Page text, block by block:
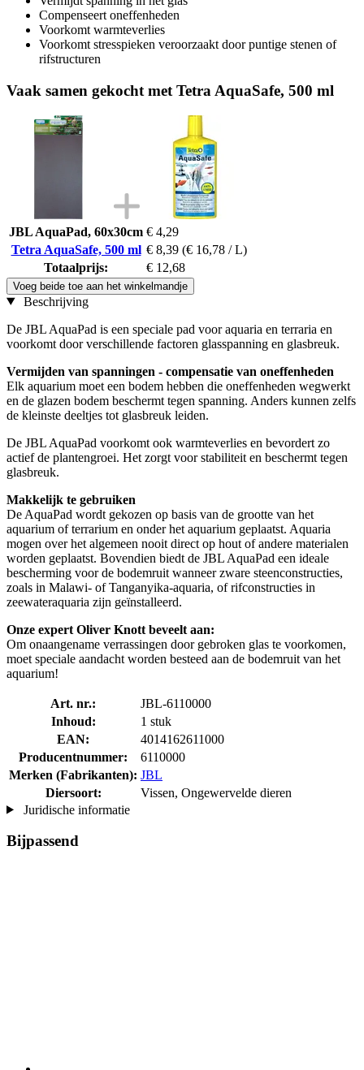
Compenseert oneffenheden
Voorkomt warmteverlies
Voorkomt stresspieken veroorzaakt door puntige stenen of
rifstructuren
Vaak samen gekocht met Tetra AquaSafe, 500 ml
JBL AquaPad, 60x30cm € 4,29
Tetra AquaSafe, 500 ml € 8,39 (€ 16,78 / L)
Totaalprijs:
€ 12,68
Voeg beide toe aan het winkelmandje
Beschrijving
De JBL AquaPad is een speciale pad voor aquaria en terraria en
voorkomt door verschillende factoren glasspanning en glasbreuk.
Vermijden van spanningen - compensatie van oneffenheden
Elk aquarium moet een bodem hebben die oneffenheden wegwerkt
en de glazen bodem beschermt tegen spanning. Anders kunnen zelfs
de kleinste deeltjes tot glasbreuk leiden.
De JBL AquaPad voorkomt ook warmteverlies en bevordert zo
actief de plantengroei. Het zorgt voor stabiliteit en beschermt tegen
glasbreuk.
Makkelijk te gebruiken
De AquaPad wordt gekozen op basis van de grootte van het
aquarium of terrarium en onder het aquarium geplaatst. Aquaria
mogen over het algemeen nooit direct op hout of andere materialen
worden geplaatst. Bovendien biedt de JBL AquaPad een ideale
bescherming voor de bodemruit wanneer zware steenconstructies,
zoals in Malawi- of Tanganyika-aquaria, of rifconstructies in
zeewateraquaria zijn geïnstalleerd.
Onze expert Oliver Knott beveelt aan:
Om onaangename verrassingen door gebroken glas te voorkomen,
moet speciale aandacht worden besteed aan de bodemruit van het
aquarium!
Art. nr.:
JBL-6110000
Inhoud:
1 stuk
EAN:
4014162611000
Producentnummer:
6110000
Merken (Fabrikanten): JBL
Diersoort:
Vissen, Ongewervelde dieren
Juridische informatie
Bijpassend